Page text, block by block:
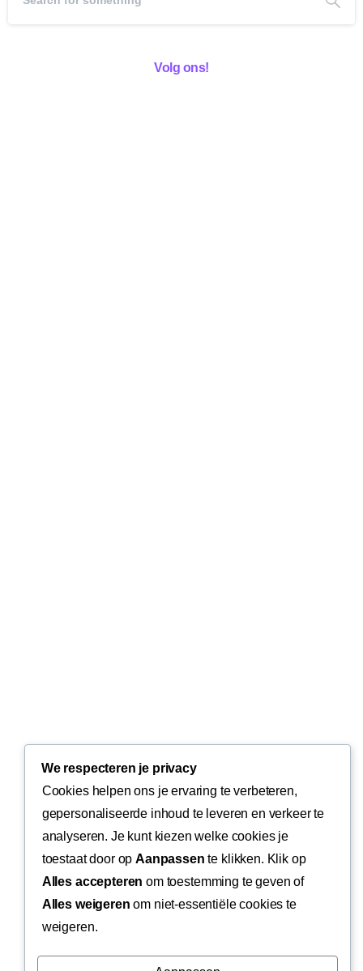
Volg ons!
We respecteren je privacy
Cookies helpen ons je ervaring te verbeteren,
gepersonaliseerde inhoud te leveren en verkeer te
analyseren. Je kunt kiezen welke cookies je
toestaat door opAanpassen te klikken. Klik op
Alles accepteren om toestemming te geven of
Alles weigeren om niet-essentiële cookies te
weigeren.